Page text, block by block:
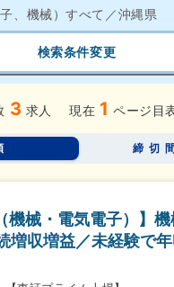
、機械）すべて／沖縄県
検索条件変更
3 求人 現在 1 ページ目
締切
機械・電気電子）】
増収増益／未経験で